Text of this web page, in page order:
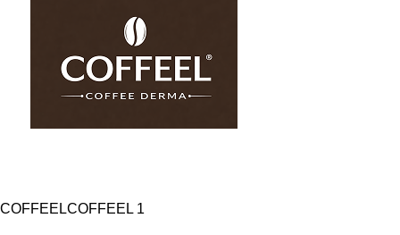
COFFEELCOFFEEL 1